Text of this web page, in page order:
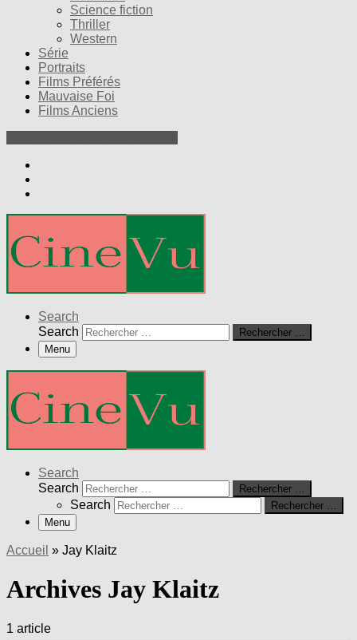
Science fiction
Thriller
Western
Série
Portraits
Films Préférés
Mauvaise Foi
Films Anciens
Search
Search
Rechercher …
Menu
Search
Search
Rechercher …
Search
Rechercher …
Menu
Accueil » Jay Klaitz
Archives Jay Klaitz
1 article